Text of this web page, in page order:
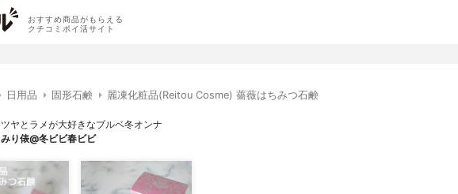
おすすめ商品がもらえる
クチコミポイ活サイト
日用品 固形石鹸 麗凍化粧品(Reitou Cosme) 薔薇はちみつ石鹸
ツヤとラメが大好きなブルベ冬オンナ
みり俵@冬ビビ春ビビ